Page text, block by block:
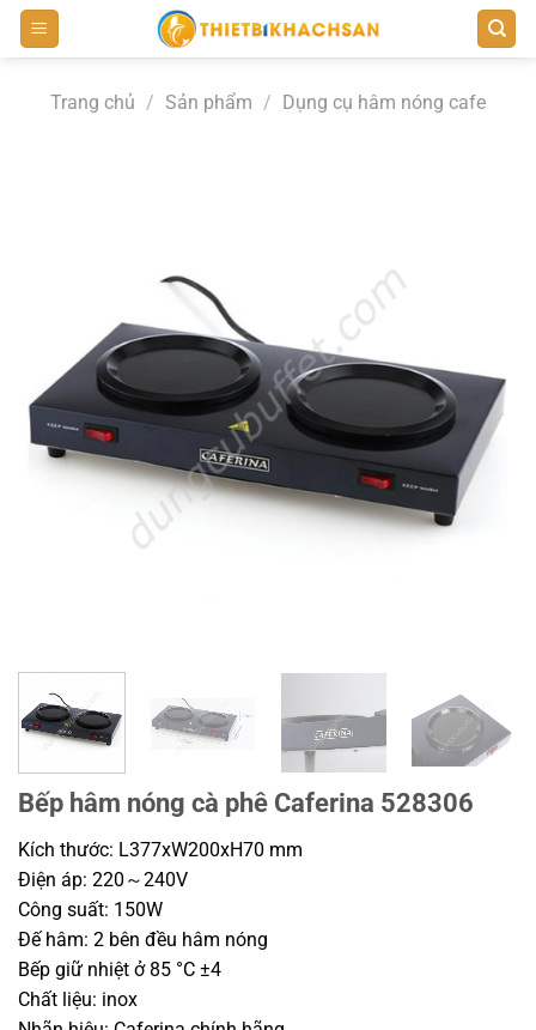
Bỏ
qua
Trang chủ / Sản phẩm / Dụng cụ hâm nóng cafe
Bếp hâm nóng cà phê Caferina 528306
Kích thước: L377xW200xH70 mm
Điện áp: 220～240V
Công suất: 150W
Đế hâm: 2 bên đều hâm nóng
Bếp giữ nhiệt ở 85 °C ±4
Chất liệu: inox